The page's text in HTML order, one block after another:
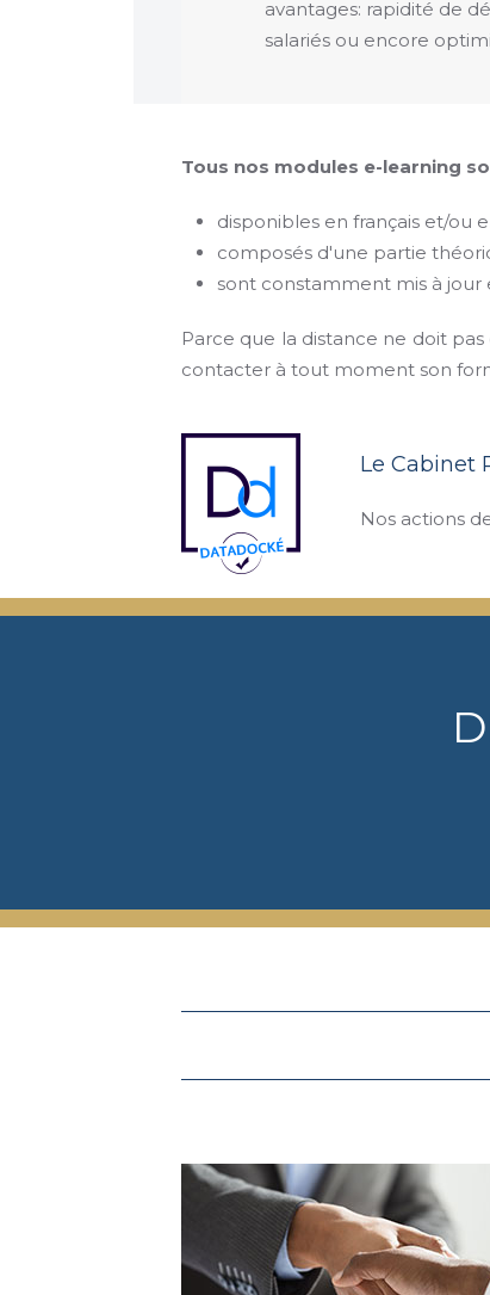
avantages: rapidité de
salariés ou encore
Tous nos modules e-learning
disponibles en français et/ou
composés d'une partie
sont constamment mis à
Parce que la distance ne doit
contacter à tout moment son
Le Cabinet
Nos actions